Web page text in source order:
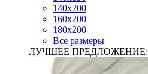
140х200
160х200
180х200
Все размеры
ЛУЧШЕЕ ПРЕДЛОЖЕНИЕ: